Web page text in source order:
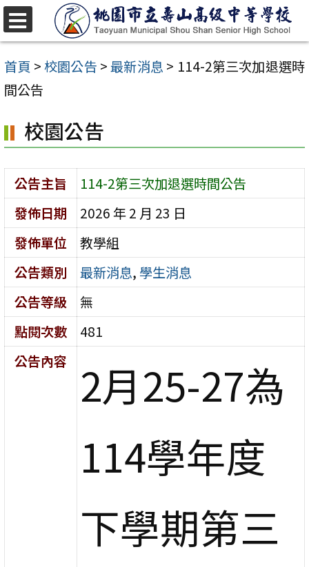
跳
至
主
要
容
區
首頁 >校園公告 >最新消息 > 114-2第三次加退選時
間公告
校園公告
公告主旨
114-2第三次加退選時間公告
發佈日期
2026 年 2 月 23 日
發佈單位
教學組
公告類別
最新消息, 學生消息
公告等級
無
點閱次數
481
公告內容
2月25-27為
114學年度
下學期第三
選
單